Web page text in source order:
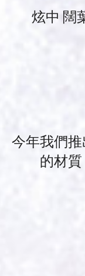
炫中 闊
今年我們
的材質